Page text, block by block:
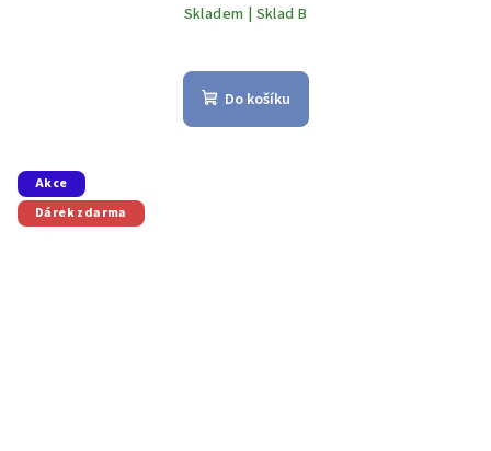
Skladem | Sklad B
Do košíku
Akce
Dárek zdarma